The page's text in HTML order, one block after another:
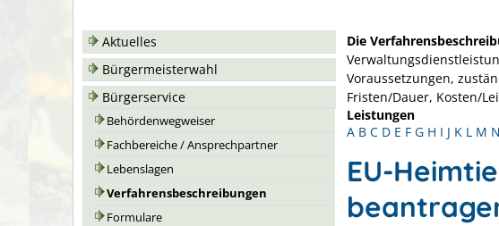
Aktuelles
Bürgermeisterwahl
Bürgerservice
Behördenwegweiser
Fachbereiche / Ansprechpartner
Lebenslagen
Verfahrensbeschreibungen
Formulare
Die
Voraussetzungen,
Fristen/Dauer, Kosten/
Leistungen
A B C D E F G H I J K L M N
EU-